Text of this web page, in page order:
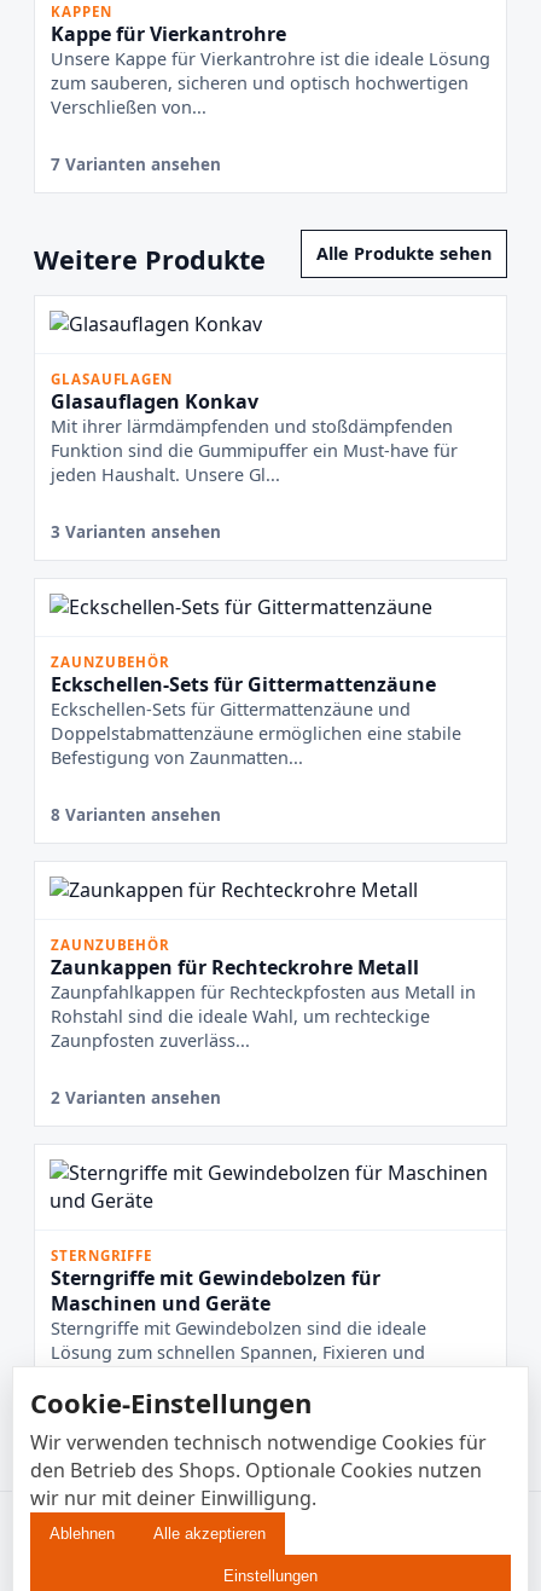
KAPPEN
Kappe für Vierkantrohre
Unsere Kappe für Vierkantrohre ist die ideale Lösung
zum sauberen, sicheren und optisch hochwertigen
Verschließen von...
7 Varianten ansehen
Weitere Produkte Alle Produkte sehen
GLASAUFLAGEN
Glasauflagen Konkav
Mit ihrer lärmdämpfenden und stoßdämpfenden
Funktion sind die Gummipuffer ein Must-have für
jeden Haushalt. Unsere Gl...
3 Varianten ansehen
ZAUNZUBEHÖR
Eckschellen-Sets für Gittermattenzäune
Eckschellen-Sets für Gittermattenzäune und
Doppelstabmattenzäune ermöglichen eine stabile
Befestigung von Zaunmatten...
8 Varianten ansehen
ZAUNZUBEHÖR
Zaunkappen für Rechteckrohre Metall
Zaunpfahlkappen für Rechteckpfosten aus Metall in
Rohstahl sind die ideale Wahl, um rechteckige
Zaunpfosten zuverläss...
2 Varianten ansehen
STERNGRIFFE
Sterngriffe mit Gewindebolzen für
Maschinen und Geräte
Sterngriffe mit Gewindebolzen sind die ideale
Lösung zum schnellen Spannen, Fixieren und
32 Varianten ansehen
© 2026 Enkotrade B2B • EUR
Impressum
Cookie-Einstellungen
Wir verwenden technisch notwendige Cookies für
den Betrieb des Shops. Optionale Cookies nutzen
wir nur mit deiner Einwilligung.
Ablehnen Alle akzeptieren
Einstellungen